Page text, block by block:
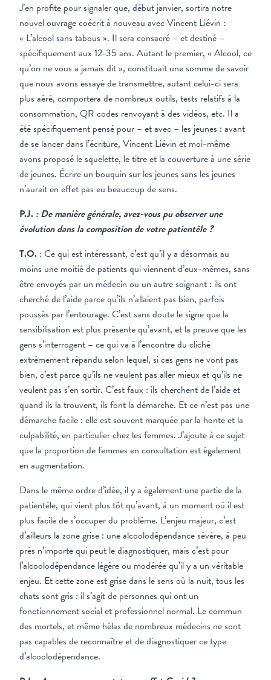
J’en profite pour signaler que, début janvier, sortira notre
nouvel ouvrage coécrit à nouveau avec Vincent Liévin :
« L’alcool sans tabous ». Il sera consacré – et destiné –
spécifiquement aux 12-35 ans. Autant le premier, « Alcool, ce
qu’on ne vous a jamais dit », constituait une somme de savoir
que nous avons essayé de transmettre, autant celui-ci sera
plus aéré, comportera de nombreux outils, tests relatifs à la
consommation, QR codes renvoyant à des vidéos, etc. Il a
été spécifiquement pensé pour – et avec – les jeunes : avant
de se lancer dans l’écriture, Vincent Liévin et moi-même
avons proposé le squelette, le titre et la couverture à une série
de jeunes. Écrire un bouquin sur les jeunes sans les jeunes
n’aurait en effet pas eu beaucoup de sens.
P.J. : De manière générale, avez-vous pu observer une
évolution dans la composition de votre patientèle ?
T.O. : Ce qui est intéressant, c’est qu’il y a désormais au
moins une moitié de patients qui viennent d’eux-mêmes, sans
être envoyés par un médecin ou un autre soignant : ils ont
cherché de l’aide parce qu’ils n’allaient pas bien, parfois
poussés par l’entourage. C’est sans doute le signe que la
sensibilisation est plus présente qu’avant, et la preuve que les
gens s’interrogent – ce qui va à l’encontre du cliché
extrêmement répandu selon lequel, si ces gens ne vont pas
bien, c’est parce qu’ils ne veulent pas aller mieux et qu’ils ne
veulent pas s’en sortir. C’est faux : ils cherchent de l’aide et
quand ils la trouvent, ils font la démarche. Et ce n’est pas une
démarche facile : elle est souvent marquée par la honte et la
culpabilité, en particulier chez les femmes. J’ajoute à ce sujet
que la proportion de femmes en consultation est également
en augmentation.
Dans le même ordre d’idée, il y a également une partie de la
patientèle, qui vient plus tôt qu’avant, à un moment où il est
plus facile de s’occuper du problème. L’enjeu majeur, c’est
d’ailleurs la zone grise : une alcoolodépendance sévère, à peu
près n’importe qui peut le diagnostiquer, mais c’est pour
l’alcoolodépendance légère ou modérée qu’il y a un véritable
enjeu. Et cette zone est grise dans le sens où la nuit, tous les
chats sont gris : il s’agit de personnes qui ont un
fonctionnement social et professionnel normal. Le commun
des mortels, et même hélas de nombreux médecins ne sont
pas capables de reconnaître et de diagnostiquer ce type
d’alcoolodépendance.